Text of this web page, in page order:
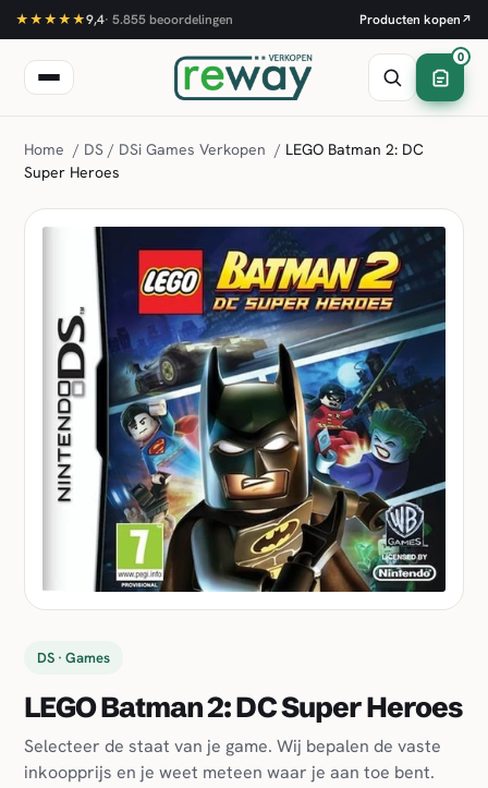
★★★★★9,4· 5.855beoordelingen Producten kopen ↗
0
Home / DS / DSi Games Verkopen / LEGO Batman 2: DC
Super Heroes
DS · Games
LEGO Batman 2: DC Super Heroes
Selecteer de staat van je game. Wij bepalen de vaste
inkoopprijs en je weet meteen waar je aan toe bent.